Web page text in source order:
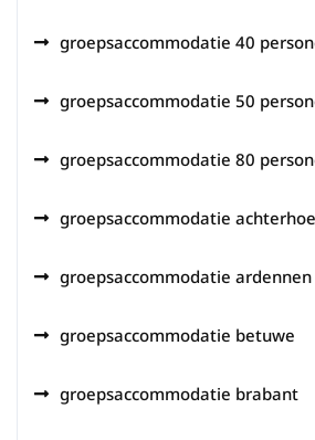
groepsaccommodatie 40
groepsaccommodatie 50
groepsaccommodatie 80
groepsaccommodatie
groepsaccommodatie ardennen
groepsaccommodatie betuwe
groepsaccommodatie brabant